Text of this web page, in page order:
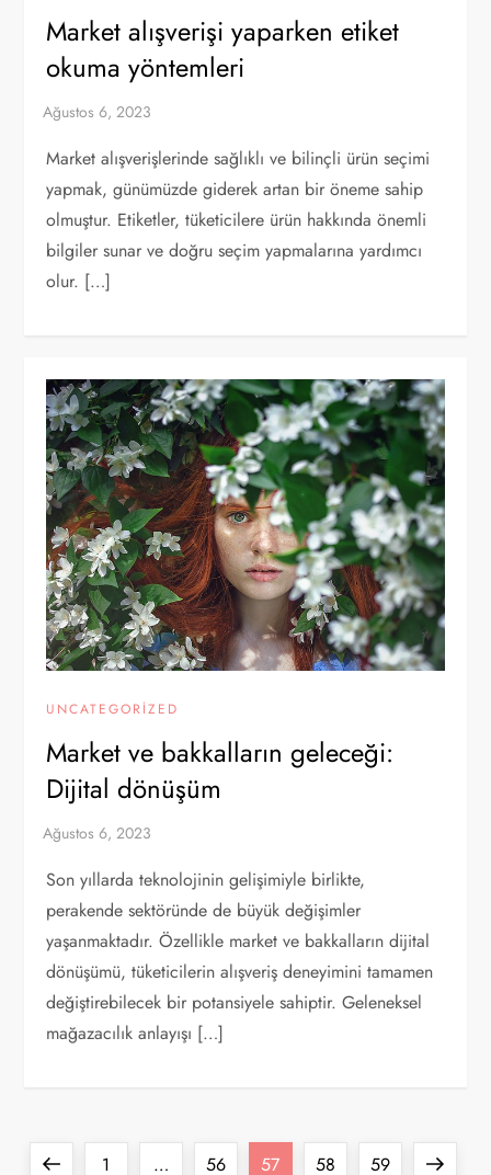
Market alışverişi yaparken etiket
okuma yöntemleri
Market alışverişlerinde sağlıklı ve bilinçli ürün seçimi
yapmak, günümüzde giderek artan bir öneme sahip
olmuştur. Etiketler, tüketicilere ürün hakkında önemli
bilgiler sunar ve doğru seçim yapmalarına yardımcı
olur. […]
UNCATEGORIZED
Market ve bakkalların geleceği:
Dijital dönüşüm
Son yıllarda teknolojinin gelişimiyle birlikte,
perakende sektöründe de büyük değişimler
yaşanmaktadır. Özellikle market ve bakkalların dijital
dönüşümü, tüketicilerin alışveriş deneyimini tamamen
değiştirebilecek bir potansiyele sahiptir. Geleneksel
mağazacılık anlayışı […]
PreviousPage
1 … Page
56 Page
57 Page
58 Page
59 Next